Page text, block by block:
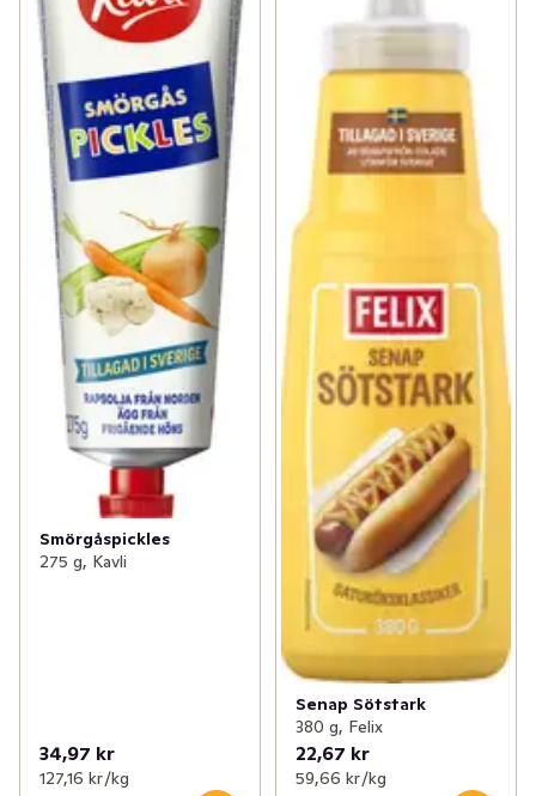
Smörgåspickles
275 g, Kavli
34,97 kr
127,16 kr /kg
Senap Sötstark
380 g, Felix
22,67 kr
59,66 kr /kg